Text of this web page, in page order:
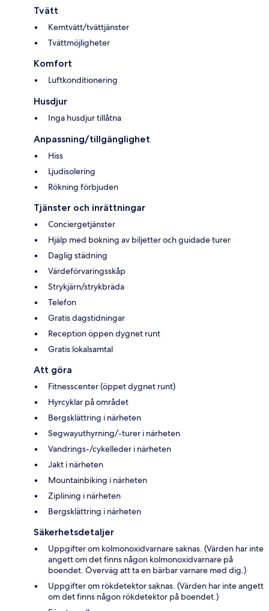
Tvätt
Kemtvätt/tvättjänster
Tvättmöjligheter
Komfort
Luftkonditionering
Husdjur
Inga husdjur tillåtna
Anpassning/tillgänglighet
Hiss
Ljudisolering
Rökning förbjuden
Tjänster och inrättningar
Conciergetjänster
Hjälp med bokning av biljetter och guidade turer
Daglig städning
Värdeförvaringsskåp
Strykjärn/strykbräda
Telefon
Gratis dagstidningar
Reception öppen dygnet runt
Gratis lokalsamtal
Att göra
Fitnesscenter (öppet dygnet runt)
Hyrcyklar på området
Bergsklättring i närheten
Segwayuthyrning/-turer i närheten
Vandrings-/cykelleder i närheten
Jakt i närheten
Mountainbiking i närheten
Ziplining i närheten
Bergsklättring i närheten
Säkerhetsdetaljer
Uppgifter om kolmonoxidvarnare saknas. (Värden har inte
angett om det finns någon kolmonoxidvarnare på
boendet. Överväg att ta en bärbar varnare med dig.)
Uppgifter om rökdetektor saknas. (Värden har inte angett
om det finns någon rökdetektor på boendet.)